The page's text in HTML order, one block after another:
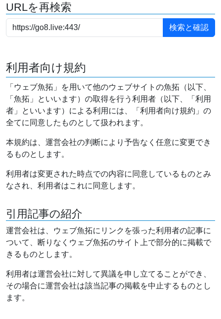
URLを再検索
利用者向け規約
「ウェブ魚拓」を用いて他のウェブサイトの魚拓（以下、
「魚拓」といいます）の取得を行う利用者（以下、「利用
者」といいます）による利用には、「利用者向け規約」の
全てに同意したものとして扱われます。
本規約は、運営会社の判断により予告なく任意に変更でき
るものとします。
利用者は変更された時点での内容に同意しているものとみ
なされ、利用者はこれに同意します。
引用記事の紹介
運営会社は、ウェブ魚拓にリンクを張った利用者の記事に
ついて、断りなくウェブ魚拓のサイト上で部分的に掲載で
きるものとします。
利用者は運営会社に対して異議を申し立てることができ、
その場合に運営会社は該当記事の掲載を中止するものとし
ます。